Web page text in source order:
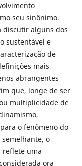
seu sinônimo.
discutir alguns dos
sustentável e
de
mais
abrangentes
que, longe de ser
multiplicidade de
o fenômeno do
o
reflete uma
ora